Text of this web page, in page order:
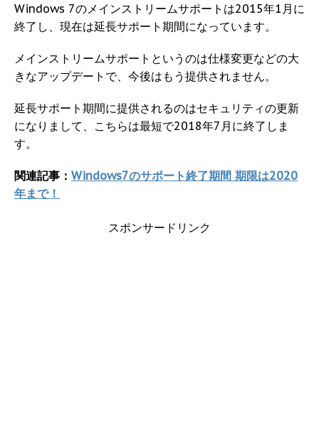
Windows 7のメインストリームサポートは2015年1月に
終了し、現在は延長サポート期間になっています。
メインストリームサポートというのは仕様変更などの大
きなアップデートで、今後はもう提供されません。
延長サポート期間に提供されるのはセキュリティの更新
になりまして、こちらは最短で2018年7月に終了しま
す。
関連記事： Windows7のサポート終了期間 期限は2020
年まで！
スポンサードリンク